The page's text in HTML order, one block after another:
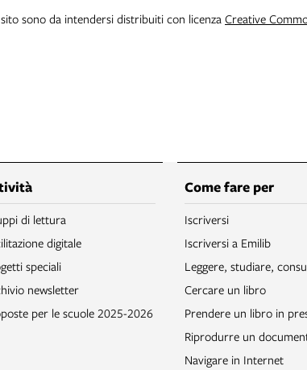
sono da intendersi distribuiti con licenza Creative
di lettura
digitale
speciali
newsletter
per le scuole 2025-2026
Come fare per
Iscriversi
Iscriversi a Emilib
Leggere, studiare,
Cercare un libro
Prendere un libro in
Riprodurre un
Navigare in Internet